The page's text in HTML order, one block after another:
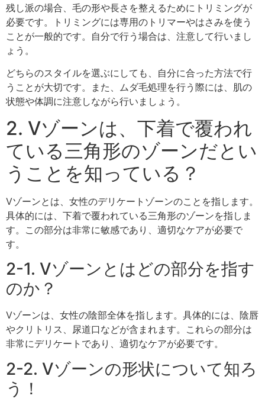
残し派の場合、毛の形や長さを整えるためにトリミングが
必要です。トリミングには専用のトリマーやはさみを使う
ことが一般的です。自分で行う場合は、注意して行いまし
ょう。
どちらのスタイルを選ぶにしても、自分に合った方法で行
うことが大切です。また、ムダ毛処理を行う際には、肌の
状態や体調に注意しながら行いましょう。
2. Vゾーンは、下着で覆われ
ている三角形のゾーンだとい
うことを知っている？
Vゾーンとは、女性のデリケートゾーンのことを指します。
具体的には、下着で覆われている三角形のゾーンを指しま
す。この部分は非常に敏感であり、適切なケアが必要で
す。
2-1. Vゾーンとはどの部分を指す
のか？
Vゾーンは、女性の陰部全体を指します。具体的には、陰唇
やクリトリス、尿道口などが含まれます。これらの部分は
非常にデリケートであり、適切なケアが必要です。
2-2. Vゾーンの形状について知ろ
う！